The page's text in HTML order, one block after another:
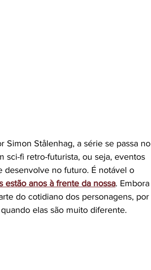
Simon Stålenhag, a série se passa no
sci-fi retro-futurista, ou seja, eventos
desenvolve no futuro. É notável o
estão anos à frente da nossa. Embora
do cotidiano dos personagens, por
elas são muito diferente.